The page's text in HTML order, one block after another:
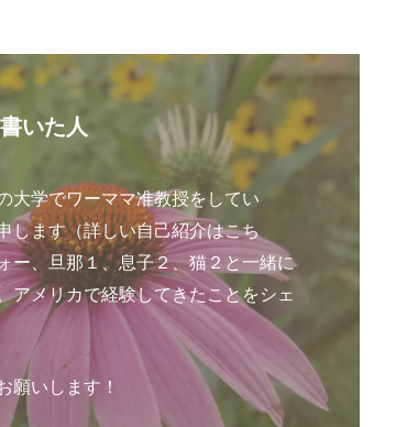
いた人
大学でワーママ准教授をしてい
します（詳しい自己紹介はこち
ー、旦那１、息子２、猫２と一緒に
アメリカで経験してきたことをシェ
願いします！